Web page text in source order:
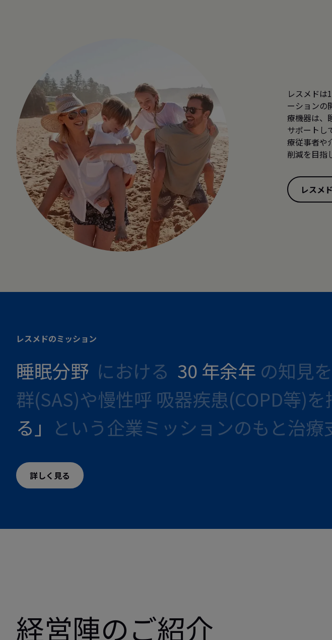
レスメドは
ーションの
療機器は、
サポートし
療従事者や
削減を目指
レスメ
レスメドのミッション
睡眠分野 における 30 年余年 の知見
群(SAS)や慢性呼 吸器疾患(COPD等)
る」 という企業ミッションのもと治療
詳しく見る
経営陣のご紹介